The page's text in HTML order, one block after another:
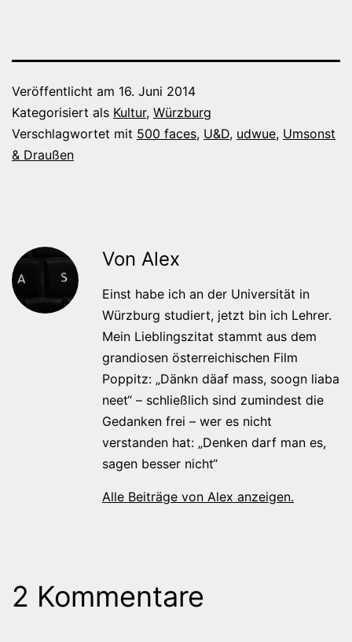
Veröffentlicht am 16. Juni 2014
Kategorisiert als Kultur, Würzburg
Verschlagwortet mit 500 faces, U&D, udwue, Umsonst
& Draußen
Von Alex
Einst habe ich an der Universität in
Würzburg studiert, jetzt bin ich Lehrer.
Mein Lieblingszitat stammt aus dem
grandiosen österreichischen Film
Poppitz: „Dänkn däaf mass, soogn liaba
neet“ – schließlich sind zumindest die
Gedanken frei – wer es nicht
verstanden hat: „Denken darf man es,
sagen besser nicht“
Alle Beiträge von Alex anzeigen.
2 Kommentare